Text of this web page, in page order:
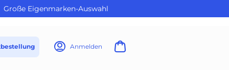
Große Eigenmarken-Auswahl
Anmelden